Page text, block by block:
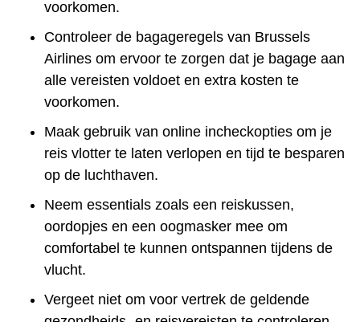
voorkomen.
Controleer de bagageregels van Brussels
Airlines om ervoor te zorgen dat je bagage aan
alle vereisten voldoet en extra kosten te
voorkomen.
Maak gebruik van online incheckopties om je
reis vlotter te laten verlopen en tijd te besparen
op de luchthaven.
Neem essentials zoals een reiskussen,
oordopjes en een oogmasker mee om
comfortabel te kunnen ontspannen tijdens de
vlucht.
Vergeet niet om voor vertrek de geldende